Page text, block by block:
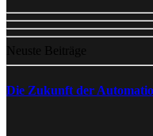
Neuste Beiträge
Die Zukunft der